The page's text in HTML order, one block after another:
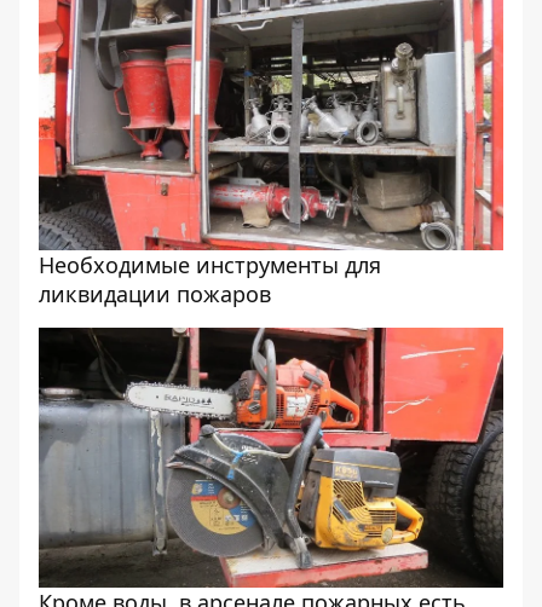
Необходимые инструменты для
ликвидации пожаров